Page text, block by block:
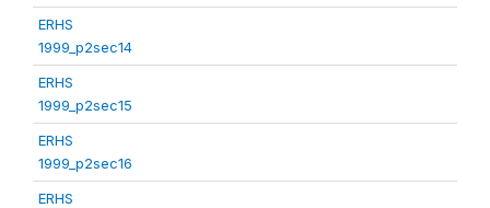
ERHS
1999_p2sec14
ERHS
1999_p2sec15
ERHS
1999_p2sec16
ERHS